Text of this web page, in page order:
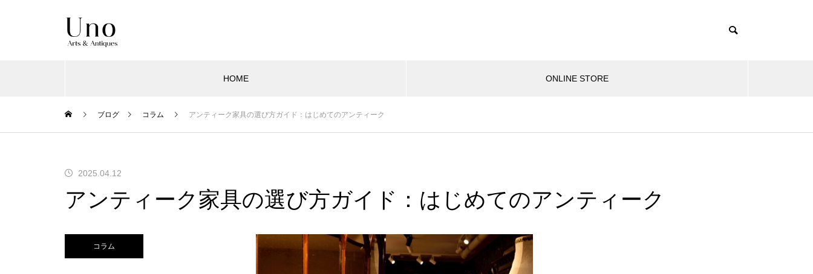
HOME ONLINE STORE
ブログ コラム アンティーク家具の選び方ガイド：はじめてのアンティーク
2025.04.12
アンティーク家具の選び方ガイド：はじめてのアンティーク
コラム